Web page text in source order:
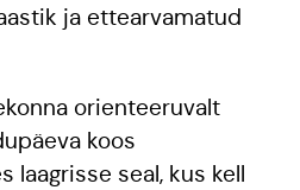
ja ettearvamatud
orienteeruvalt
koos
laagrisse seal, kus kell